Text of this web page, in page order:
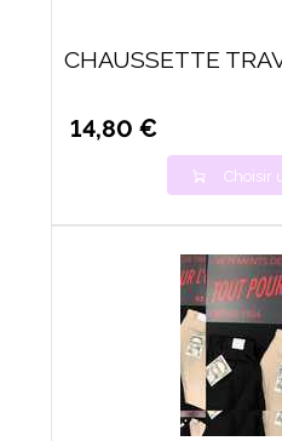
CHAUSSETTE
14,80 €
Choisir